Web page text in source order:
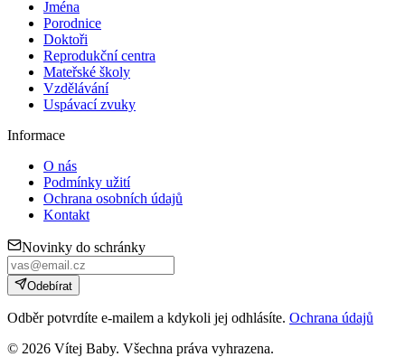
Jména
Porodnice
Doktoři
Reprodukční centra
Mateřské školy
Vzdělávání
Uspávací zvuky
Informace
O nás
Podmínky užití
Ochrana osobních údajů
Kontakt
Novinky do schránky
Odebírat
Odběr potvrdíte e-mailem a kdykoli jej odhlásíte. Ochrana údajů
© 2026 Vítej Baby. Všechna práva vyhrazena.